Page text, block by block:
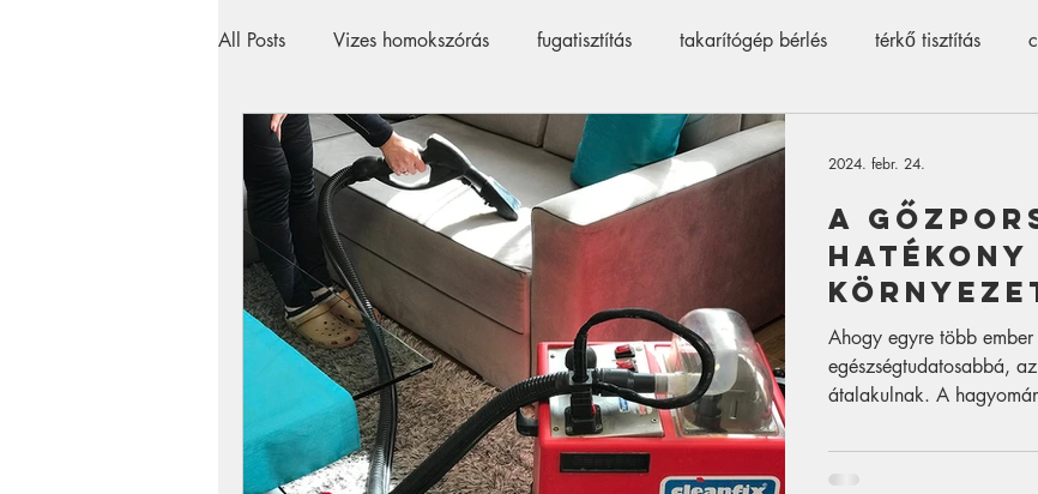
All Posts Vizes homokszórás fugatisztítás takarítógép bérlés térkő tisztítás
magasnyomású mosó gőztisztító térkő tisztító 500 bar
szőnyegtisztítás szőnyegtisztító gép bérlés kárpittisztító gép
A
Hatékony
tisztítási
Ahogy egyre több ember
egészségtudatosabbá,
átalakulnak. A
2024. febr. 24.